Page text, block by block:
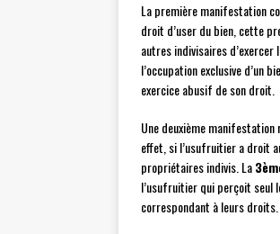
La première manifestation
droit d’user du bien, cette
autres indivisaires
l’occupation exclusive d’un
exercice abusif de son droit.
Une deuxième manifestation
effet, si l’usufruitier a droit
propriétaires indivis. La
l’usufruitier qui perçoit seul
correspondant à leurs droits.